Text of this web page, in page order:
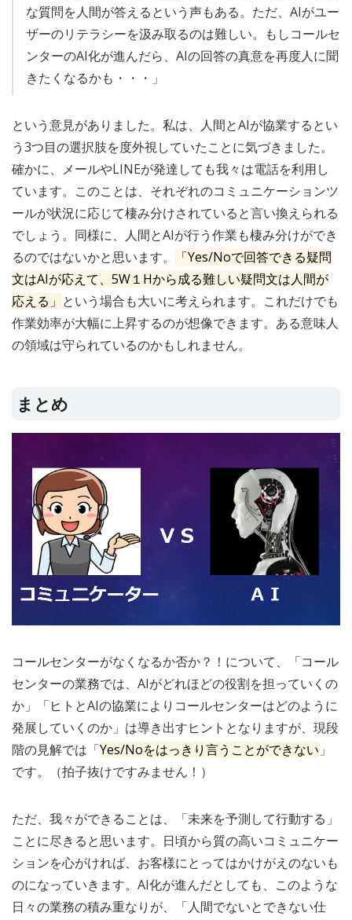
な質問を人間が答えるという声もある。ただ、AIがユー
ザーのリテラシーを汲み取るのは難しい。もしコールセ
ンターのAI化が進んだら、AIの回答の真意を再度人に聞
きたくなるかも・・・」
という意見がありました。私は、人間とAIが協業するとい
う3つ目の選択肢を度外視していたことに気づきました。
確かに、メールやLINEが発達しても我々は電話を利用し
ています。このことは、それぞれのコミュニケーションツ
ールが状況に応じて棲み分けされていると言い換えられる
でしょう。同様に、人間とAIが行う作業も棲み分けができ
るのではないかと思います。
「Yes/Noで回答できる疑問
文はAIが応えて、5W１Hから成る難しい疑問文は人間が
応える」 という場合も大いに考えられます。これだけでも
作業効率が大幅に上昇するのが想像できます。ある意味人
の領域は守られているのかもしれません。
まとめ
コールセンターがなくなるか否か？！について、「コール
センターの業務では、AIがどれほどの役割を担っていくの
か」「ヒトとAIの協業によりコールセンターはどのように
発展していくのか」は導き出すヒントとなりますが、現段
階の見解では「Yes/Noをはっきり言うことができない 」
です。（拍子抜けですみません！）
ただ、我々ができることは、「未来を予測して行動する」
ことに尽きると思います。日頃から質の高いコミュニケー
ションを心がければ、お客様にとってはかけがえのないも
のになっていきます。AI化が進んだとしても、このような
日々の業務の積み重なりが、「人間でないとできない仕